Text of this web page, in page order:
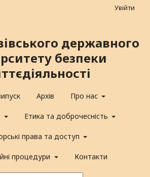
державного
безпеки
Архів Про нас
Етика та доброчесність
права та доступ
процедури Контакти
Увійти